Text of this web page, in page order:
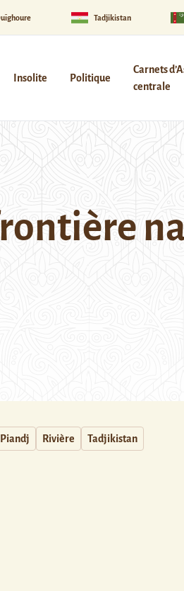
Tadjikistan
Insolite Politique
Carnets
centrale
Piandj Rivière Tadjikistan